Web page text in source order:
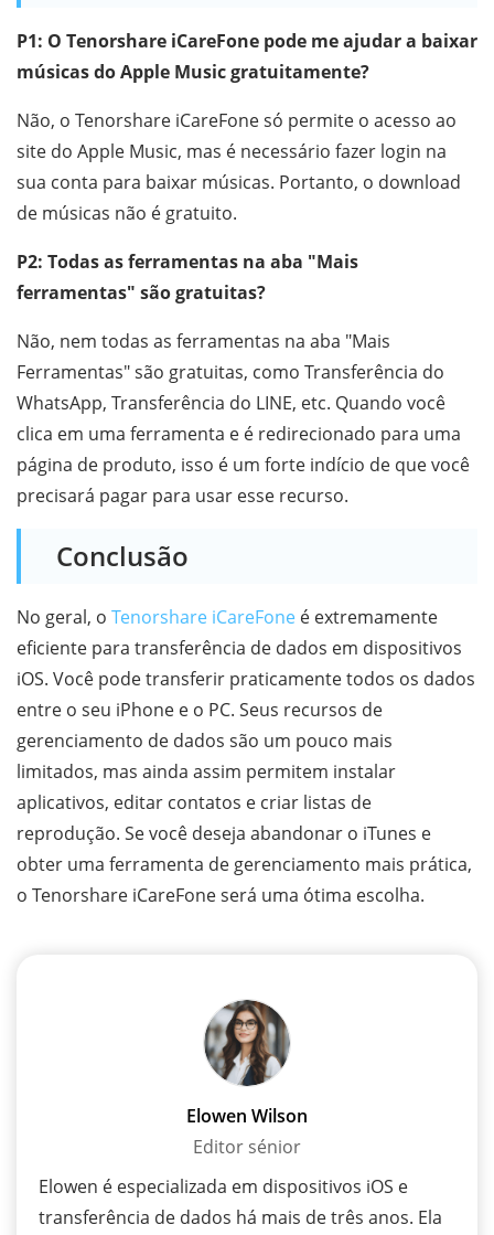
P1: O Tenorshare iCareFone pode me ajudar a baixar
músicas do Apple Music gratuitamente?
Não, o Tenorshare iCareFone só permite o acesso ao
site do Apple Music, mas é necessário fazer login na
sua conta para baixar músicas. Portanto, o download
de músicas não é gratuito.
P2: Todas as ferramentas na aba "Mais
ferramentas" são gratuitas?
Não, nem todas as ferramentas na aba "Mais
Ferramentas" são gratuitas, como Transferência do
WhatsApp, Transferência do LINE, etc. Quando você
clica em uma ferramenta e é redirecionado para uma
página de produto, isso é um forte indício de que você
precisará pagar para usar esse recurso.
Conclusão
No geral, o Tenorshare iCareFone é extremamente
eficiente para transferência de dados em dispositivos
iOS. Você pode transferir praticamente todos os dados
entre o seu iPhone e o PC. Seus recursos de
gerenciamento de dados são um pouco mais
limitados, mas ainda assim permitem instalar
aplicativos, editar contatos e criar listas de
reprodução. Se você deseja abandonar o iTunes e
obter uma ferramenta de gerenciamento mais prática,
o Tenorshare iCareFone será uma ótima escolha.
Elowen Wilson
Editor sénior
Elowen é especializada em dispositivos iOS e
transferência de dados há mais de três anos. Ela